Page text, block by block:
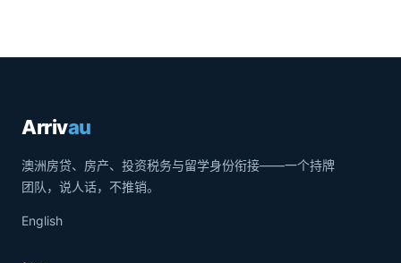
Arrivau
澳洲房贷、房产、投资税务与留学身份衔接——一个持牌